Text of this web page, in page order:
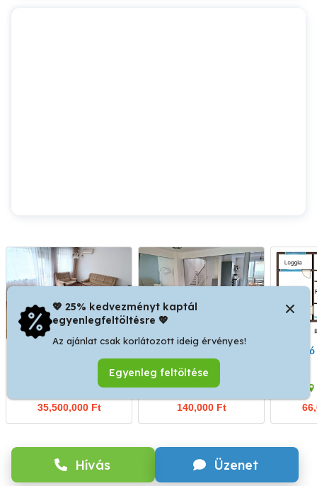
Hívás Üzenet
utcában 64 m2 lakás
tulajdonostól eladó
35,500,000 Ft
nappali bérbe
III. kerület
140,000 Ft
💖 25% kedvezményt kaptál
egyenlegfeltöltésre 💖
Az ajánlat csak korlátozott ideig érvényes!
Egyenleg feltöltése